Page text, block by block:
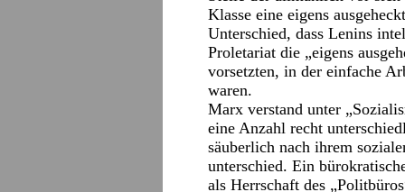
Klasse eine eigens
Unterschied, dass Lenins
Proletariat die „eigens
vorsetzten, in der einfache
waren.
Marx verstand unter
eine Anzahl recht
säuberlich nach ihrem
unterschied. Ein
als Herrschaft des